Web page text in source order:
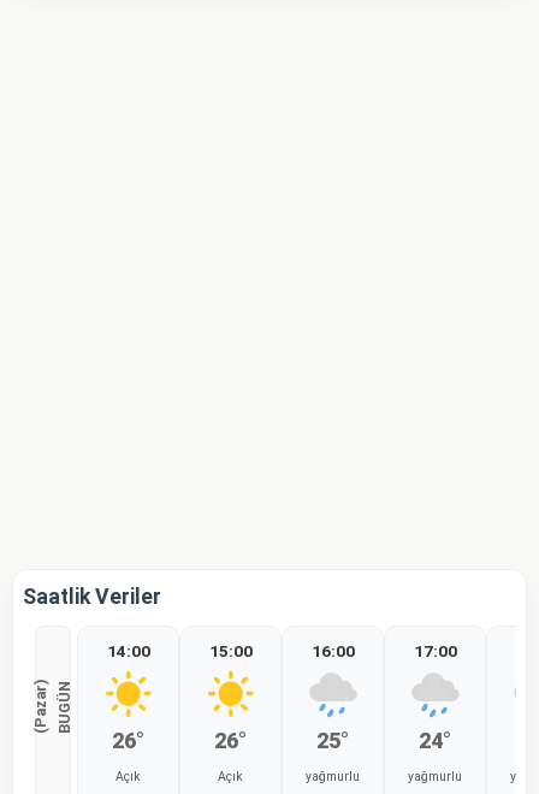
Saatlik Veriler
B
U
G
Ü
N
(
P
a
z
a
r
)
14:00
26°
Açık
15:00
26°
Açık
16:00
25°
yağmurlu
17:00
24°
yağmurlu